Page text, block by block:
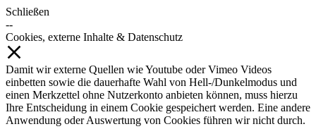
Schließen
--
Cookies, externe Inhalte & Datenschutz
Damit wir externe Quellen wie Youtube oder Vimeo Videos
einbetten sowie die dauerhafte Wahl von Hell-/Dunkelmodus und
einen Merkzettel ohne Nutzerkonto anbieten können, muss hierzu
Ihre Entscheidung in einem Cookie gespeichert werden. Eine andere
Anwendung oder Auswertung von Cookies führen wir nicht durch.